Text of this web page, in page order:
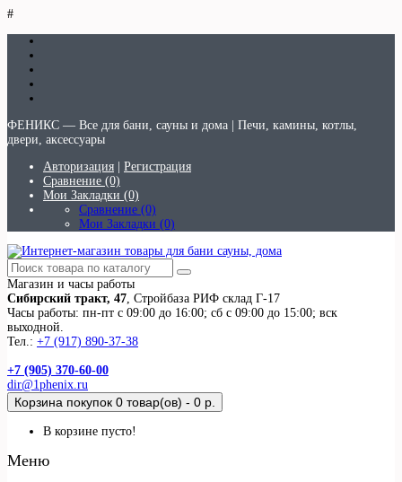
#
ФЕНИКС — Все для бани, сауны и дома | Печи, камины, котлы,
двери, аксессуары
Авторизация
Регистрация
Сравнение (0)
Мои Закладки (0)
Сравнение (0)
Мои Закладки (0)
Магазин и часы работы
Сибирский тракт, 47, Стройбаза РИФ склад Г-17
Часы работы: пн-пт с 09:00 до 16:00; сб с 09:00 до 15:00; вск
выходной.
Тел.: +7 (917) 890-37-38
+7 (905) 370-60-00
dir@1phenix.ru
Корзина покупок 0 товар(ов) - 0 р.
В корзине пусто!
Меню